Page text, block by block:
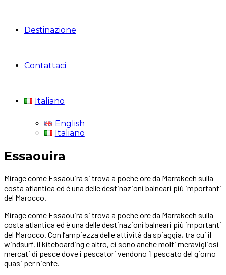
Destinazione
Contattaci
Italiano
English
Italiano
Essaouira
Mirage come Essaouira si trova a poche ore da Marrakech sulla
costa atlantica ed è una delle destinazioni balneari più importanti
del Marocco.
Mirage come Essaouira si trova a poche ore da Marrakech sulla
costa atlantica ed è una delle destinazioni balneari più importanti
del Marocco. Con l’ampiezza delle attività da spiaggia, tra cui il
windsurf, il kiteboarding e altro, ci sono anche molti meravigliosi
mercati di pesce dove i pescatori vendono il pescato del giorno
quasi per niente.